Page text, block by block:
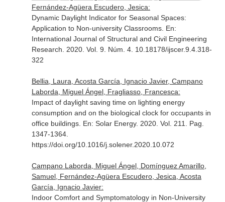
Fernández-Agüera Escudero, Jesica:
Dynamic Daylight Indicator for Seasonal Spaces:
Application to Non-university Classrooms. En:
International Journal of Structural and Civil Engineering
Research . 2020. Vol. 9. Núm. 4. 10.18178/ijscer.9.4.318-
322
Bellia, Laura, Acosta García, Ignacio Javier, Campano
Laborda, Miguel Ángel, Fragliasso, Francesca:
Impact of daylight saving time on lighting energy
consumption and on the biological clock for occupants in
office buildings. En: Solar Energy. 2020. Vol. 211. Pag.
1347-1364.
https://doi.org/10.1016/j.solener.2020.10.072
Campano Laborda, Miguel Ángel, Domínguez Amarillo,
Samuel, Fernández-Agüera Escudero, Jesica, Acosta
García, Ignacio Javier:
Indoor Comfort and Symptomatology in Non-University